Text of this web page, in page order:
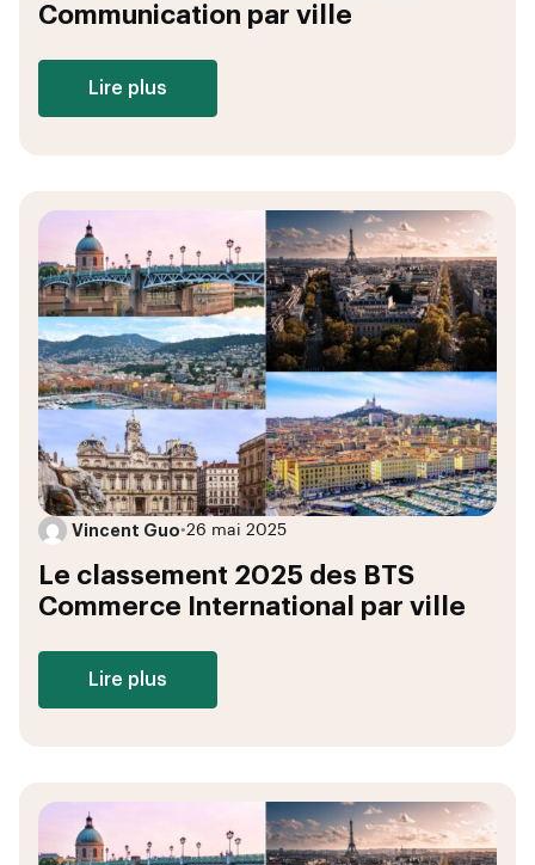
Communication par ville
Lire plus
Vincent Guo•26 mai 2025
Le classement 2025 des BTS
Commerce International par ville
Lire plus